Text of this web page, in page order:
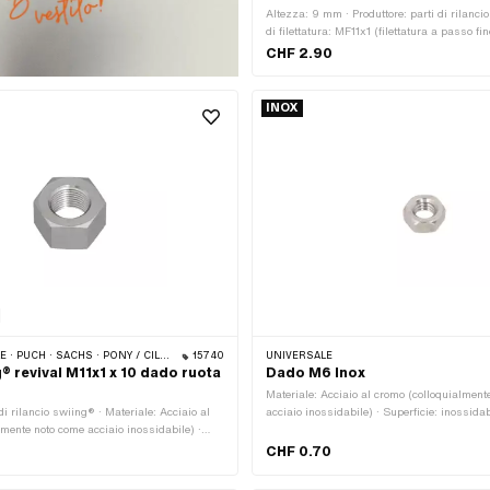
Altezza: 9 mm · Produttore: parti di
di filettatura: MF11x1 (filettatura a passo
Acciaio · Diametro nominale (filettatura): 11
di forza: 8
CHF 2.90
· SACHS · PONY / CILO (BETA 521 E 512) · PIAGGIO 15740
revival M11x1 x 10 dado ruota
rilancio swiing® · Materiale: Acciaio al
noto come acciaio inossidabile) ·
esagonale 1D · Diametro nominale
INOX
UNIVERSALE
Dado M6 Inox
Materiale: Acciaio al cromo
acciaio inossidabile) · Superficie:
di filettatura: M6x1 (filettatura standard) ·
CHF 0.70